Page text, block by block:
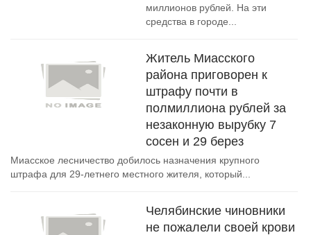
миллионов рублей. На эти
средства в городе...
Житель Миасского
района приговорен к
штрафу почти в
полмиллиона рублей за
незаконную вырубку 7
сосен и 29 берез
Миасское лесничество добилось назначения крупного
штрафа для 29-летнего местного жителя, который...
Челябинские чиновники
не пожалели своей крови